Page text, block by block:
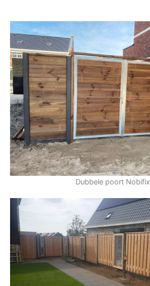
Dubbele poort Nobifix